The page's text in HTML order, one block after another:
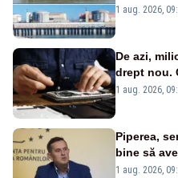
în pericol
1 aug. 2026,
De azi,
drept nou.
un produs
1 aug. 2026,
Piperea,
bine să
alertei
1 aug. 2026,